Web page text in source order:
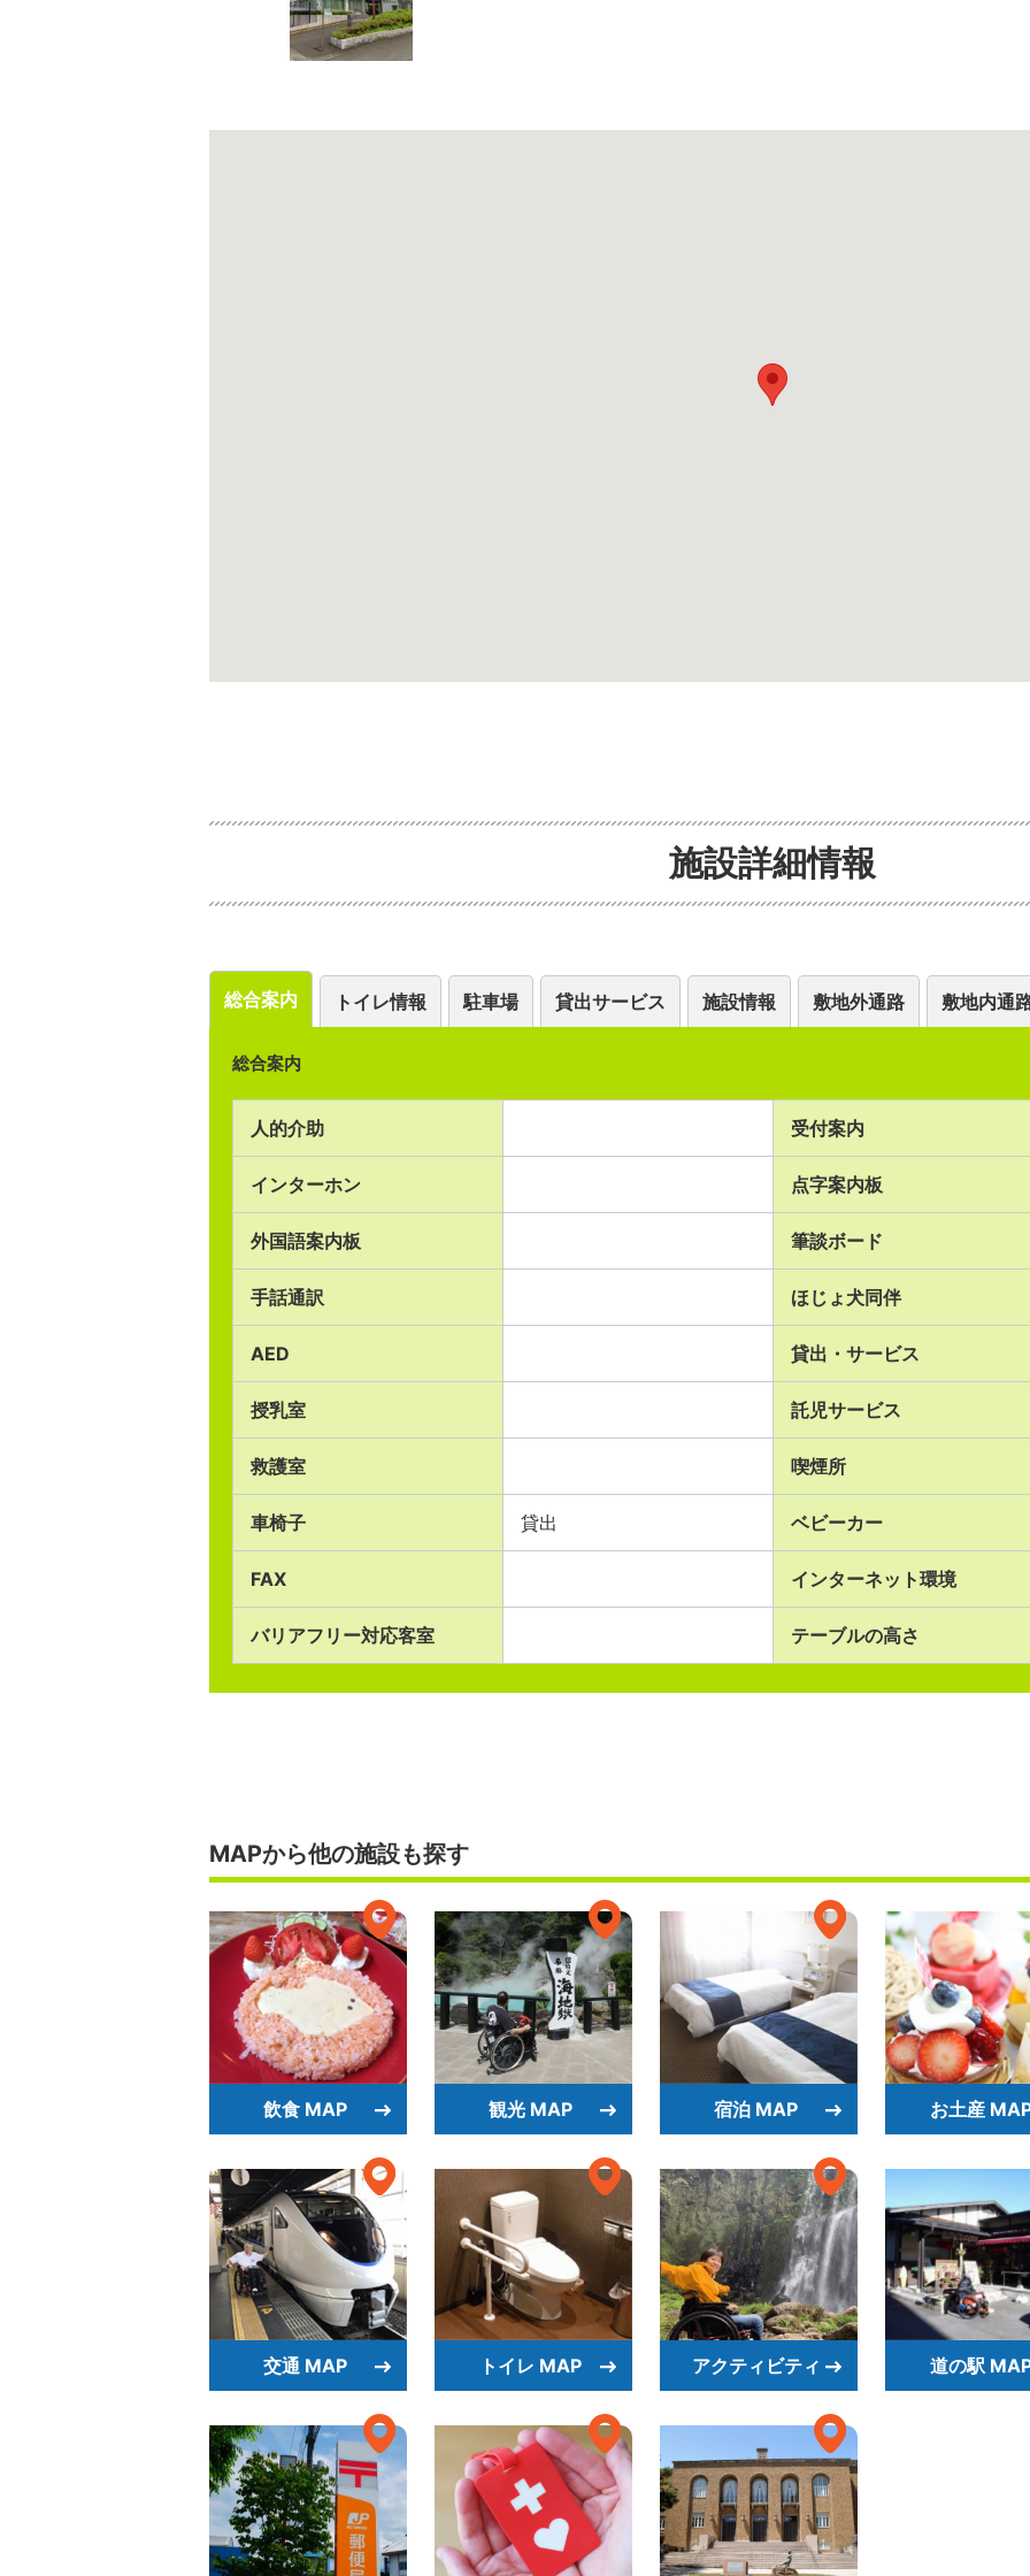
施設詳細情報
総合案内 トイレ情報 駐車場 貸出サービス 施設情報 敷地外通路 敷地内通
総合案内
人的介助 受付案内
インターホン 点字案内板
外国語案内板 筆談ボード
手話通訳 ほじょ犬同伴
AED 貸出・サービス
授乳室 託児サービス
救護室 喫煙所
車椅子 貸出 ベビーカー
FAX インターネット環境
バリアフリー対応客室 テーブルの高さ
MAPから他の施設も探す
飲食 MAP 観光 MAP 宿泊 MAP お土産
交通 MAP トイレ MAP アクティビティ 道の駅